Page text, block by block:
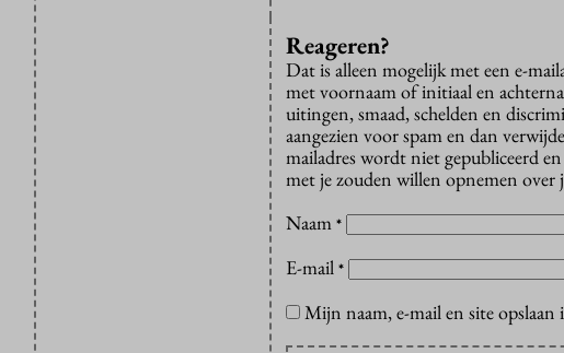
Reageren?
Dat is alleen mogelijk met een e-
met voornaam of initiaal en
uitingen, smaad, schelden en
aangezien voor spam en dan
mailadres wordt niet gepubliceerd
met je zouden willen opnemen over
Naam *
E-mail *
Mijn naam, e-mail en site opslaan